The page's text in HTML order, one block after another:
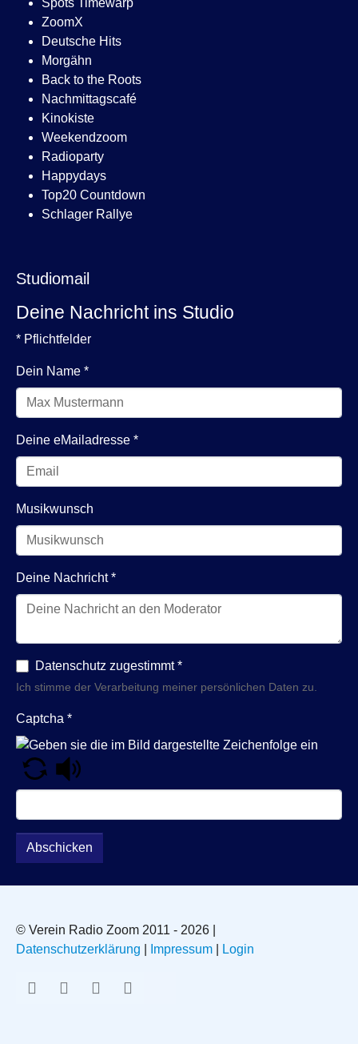
Spots Timewarp
ZoomX
Deutsche Hits
Morgähn
Back to the Roots
Nachmittagscafé
Kinokiste
Weekendzoom
Radioparty
Happydays
Top20 Countdown
Schlager Rallye
Studiomail
Deine Nachricht ins Studio
* Pflichtfelder
Dein Name *
Deine eMailadresse *
Musikwunsch
Deine Nachricht*
Datenschutz zugestimmt*
Ich stimme der Verarbeitung meiner persönlichen Daten zu.
Captcha *
Abschicken
© Verein Radio Zoom 2011 - 2026 |
Datenschutzerklärung
Impressum Login